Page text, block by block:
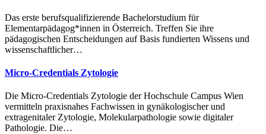
Das erste berufsqualifizierende Bachelorstudium für
Elementarpädagog*innen in Österreich. Treffen Sie ihre
pädagogischen Entscheidungen auf Basis fundierten Wissens und
wissenschaftlicher…
Micro-Credentials Zytologie
Die Micro-Credentials Zytologie der Hochschule Campus Wien
vermitteln praxisnahes Fachwissen in gynäkologischer und
extragenitaler Zytologie, Molekularpathologie sowie digitaler
Pathologie. Die…